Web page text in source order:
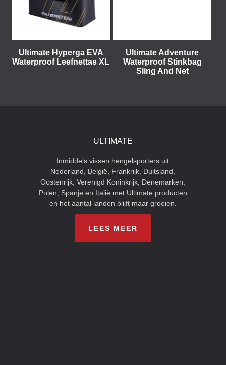
Ultimate Hyperga EVA
Waterproof Leefnettas XL
Ultimate Adventure
Waterproof Stinkbag
Sling And Net
ULTIMATE
Inmiddels vissen hengelsporters uit
Nederland, België, Frankrijk, Duitsland,
Oostenrijk, Verenigd Koninkrijk, Denemarken,
Polen, Spanje en Italië met Ultimate producten
en het aantal landen blijft maar groeien.
LEES MEER